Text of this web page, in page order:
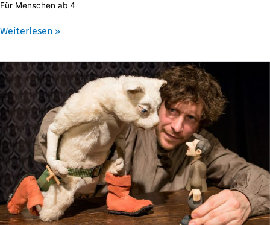
Für Menschen ab 4
Weiterlesen »
Die
gestiefelte
Katze